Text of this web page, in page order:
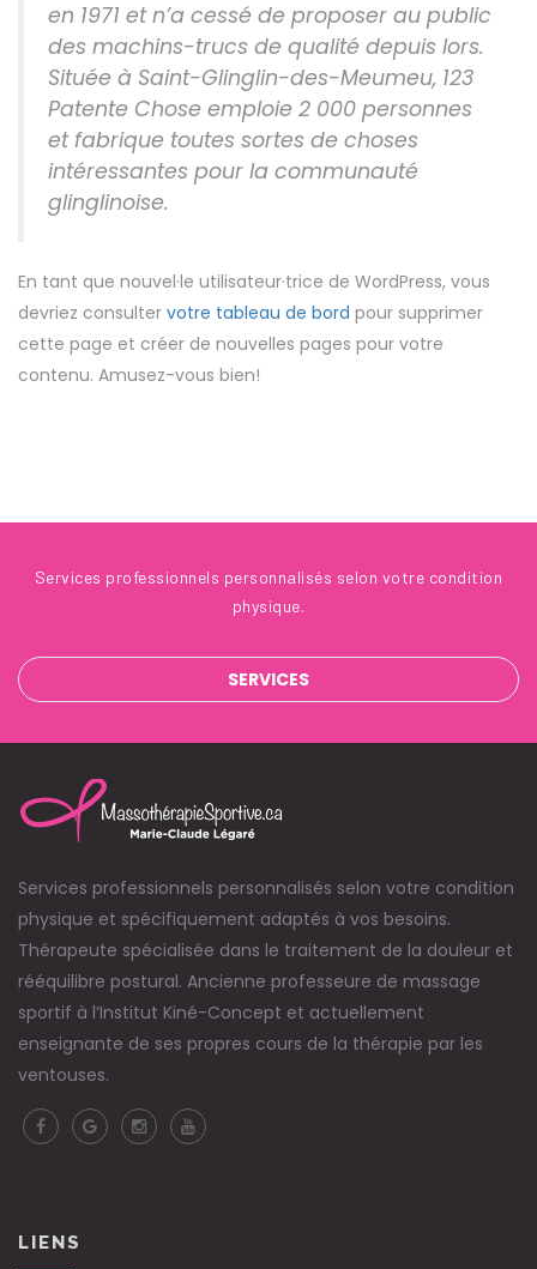
en 1971 et n’a cessé de proposer au public
des machins-trucs de qualité depuis lors.
Située à Saint-Glinglin-des-Meumeu, 123
Patente Chose emploie 2 000 personnes
et fabrique toutes sortes de choses
intéressantes pour la communauté
glinglinoise.
En tant que nouvel·le utilisateur·trice de WordPress, vous
devriez consulter votre tableau de bord pour supprimer
cette page et créer de nouvelles pages pour votre
contenu. Amusez-vous bien!
Services professionnels personnalisés selon votre condition
physique.
SERVICES
Services professionnels personnalisés selon votre condition
physique et spécifiquement adaptés à vos besoins.
Thérapeute spécialisée dans le traitement de la douleur et
rééquilibre postural. Ancienne professeure de massage
sportif à l’Institut Kiné-Concept et actuellement
enseignante de ses propres cours de la thérapie par les
ventouses.
LIENS